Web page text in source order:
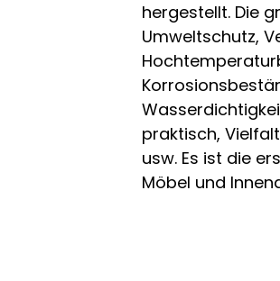
hergestellt. Die
Umweltschutz,
praktisch,
usw. Es ist die
Möbel und